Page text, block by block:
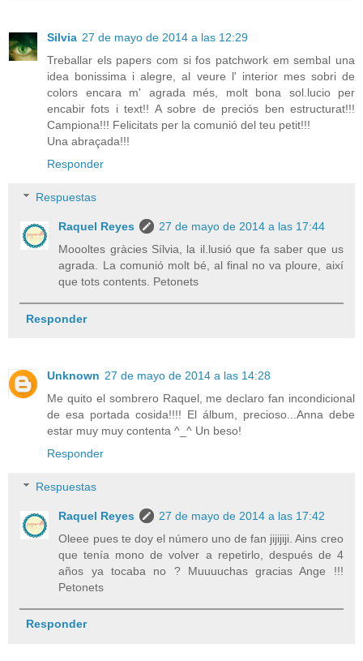
Silvia 27 de mayo de 2014 a las 12:29
Treballar els papers com si fos patchwork em sembal una
idea bonissima i alegre, al veure l' interior mes sobri de
colors encara m' agrada més, molt bona sol.lucio per
encabir fots i text!! A sobre de preciós ben estructurat!!!
Campiona!!! Felicitats per la comunió del teu petit!!!
Una abraçada!!!
Responder
Respuestas
Raquel Reyes
27 de mayo de 2014 a las 17:44
Moooltes gràcies Sílvia, la il.lusió que fa saber que us
agrada. La comunió molt bé, al final no va ploure, així
que tots contents. Petonets
Responder
Unknown 27 de mayo de 2014 a las 14:28
Me quito el sombrero Raquel, me declaro fan incondicional
de esa portada cosida!!!! El álbum, precioso...Anna debe
estar muy muy contenta ^_^ Un beso!
Responder
Respuestas
Raquel Reyes
27 de mayo de 2014 a las 17:42
Oleee pues te doy el número uno de fan jijijiji. Ains creo
que tenía mono de volver a repetirlo, después de 4
años ya tocaba no ? Muuuuchas gracias Ange !!!
Petonets
Responder